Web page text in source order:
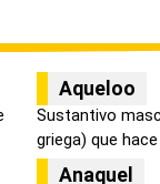
Aqueloo
Sustantivo
griega) que
Anaquel